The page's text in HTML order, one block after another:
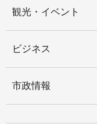
観光・イベント
ビジネス
市政情報